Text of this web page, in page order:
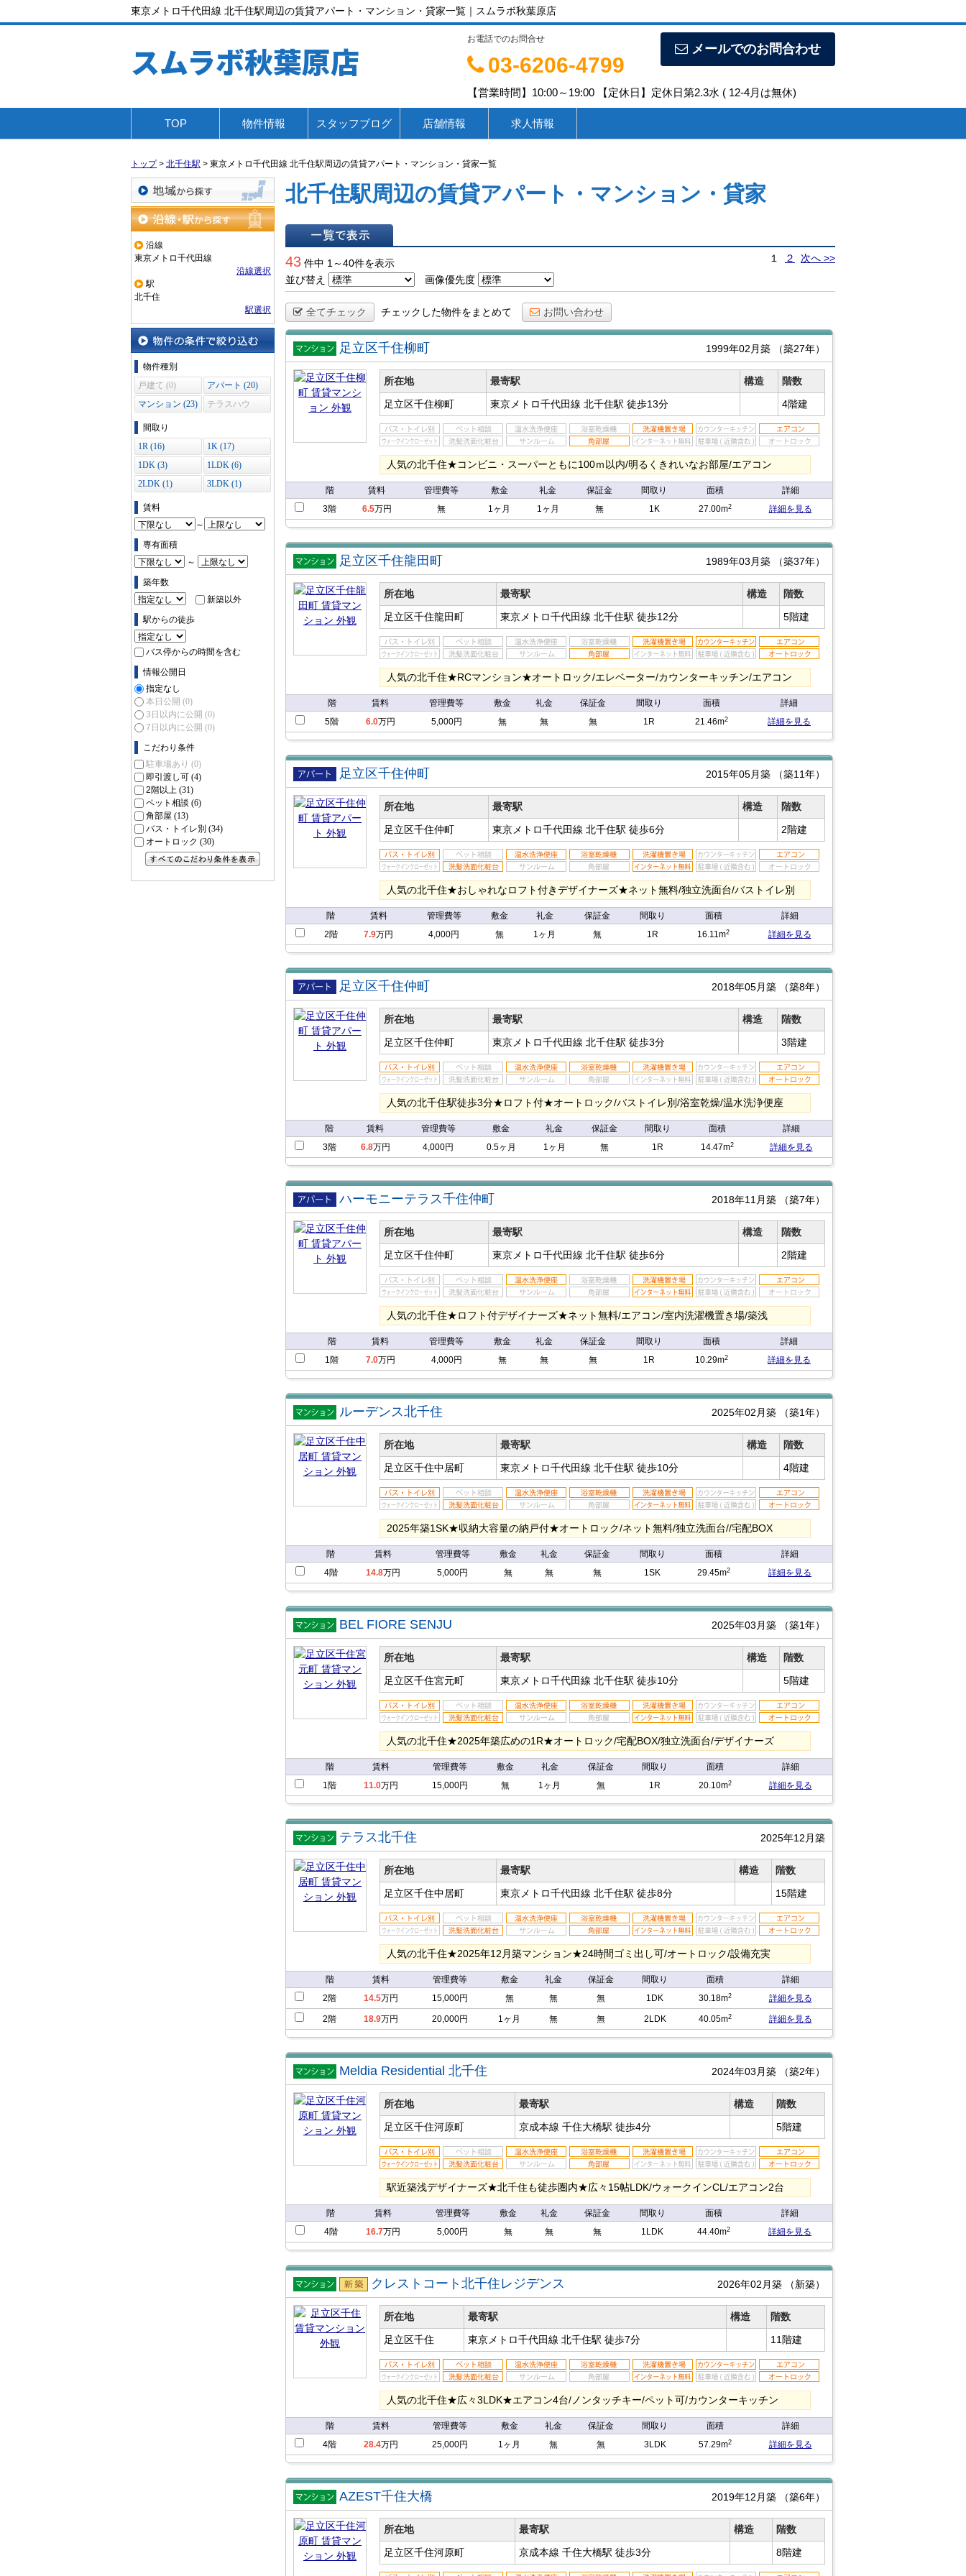
東京メトロ千代田線 北千住駅周辺の賃貸アパート・マンション・貸家一覧｜スムラボ秋葉原店
スムラボ秋葉原店 メールでのお問合わせ
お電話でのお問合せ
03-6206-4799
【営業時間】10:00～19:00 【定休日】定休日第2.3水 ( 12-4月は無休)
TOP 物件情報 スタッフブログ 店舗情報 求人情報
トップ> 北千住駅 > 東京メトロ千代田線 北千住駅周辺の賃貸アパート・マンション・貸家一覧
地域から探す
沿線・駅から探す
沿線
東京メトロ千代田線
沿線選択
駅
北千住
駅選択
物件の条件で絞り込む
物件種別
戸建て (0)
アパート (20)
マンション (23)
テラスハウ
間取り
1R (16)
1K (17)
1DK (3)
1LDK (6)
2LDK (1)
3LDK (1)
賃料
～
専有面積
～
築年数
新築以外
駅からの徒歩
バス停からの時間を含む
情報公開日
指定なし
本日公開 (0)
3日以内に公開 (0)
7日以内に公開 (0)
こだわり条件
駐車場あり (0)
即引渡し可 (4)
2階以上 (31)
ペット相談 (6)
角部屋 (13)
バス・トイレ別 (34)
オートロック (30)
北千住駅周辺の賃貸アパート・マンション・貸家
43 件中 1～40件を表示 １ ２
次へ >>
並び替え
画像優先度
全てチェック チェックした物件をまとめて お問い合わせ
賃貸マン
ション
足立区千住柳町 1999年02月築 （築27年）
所在地 最寄駅 構造
階数
足立区千住柳町
東京メトロ千代田線 北千住駅 徒歩13分 4階建
人気の北千住★コンビニ・スーパーともに100ｍ以内/明るくきれいなお部屋/エアコン
階 賃料 管理費等 敷金 礼金 保証金 間取り 面積
詳細
3階
6.5万円 無 1ヶ月 1ヶ月 無 1K 27.00m2 詳細を見る
賃貸マン
ション
足立区千住龍田町 1989年03月築 （築37年）
所在地 最寄駅 構造
階数
足立区千住龍田町
東京メトロ千代田線 北千住駅 徒歩12分 5階建
人気の北千住★RCマンション★オートロック/エレベーター/カウンターキッチン/エアコン
階 賃料 管理費等 敷金 礼金 保証金 間取り 面積
詳細
5階
6.0万円 5,000円 無 無 無 1R 21.46m2 詳細を見る
賃貸アパ
ート
足立区千住仲町 2015年05月築 （築11年）
所在地 最寄駅 構造
階数
足立区千住仲町
東京メトロ千代田線 北千住駅 徒歩6分 2階建
人気の北千住★おしゃれなロフト付きデザイナーズ★ネット無料/独立洗面台/バストイレ別
階 賃料 管理費等 敷金 礼金 保証金 間取り 面積
詳細
2階
7.9万円 4,000円 無 1ヶ月 無 1R 16.11m2 詳細を見る
賃貸アパ
ート
足立区千住仲町 2018年05月築 （築8年）
所在地 最寄駅 構造
階数
足立区千住仲町
東京メトロ千代田線 北千住駅 徒歩3分 3階建
人気の北千住駅徒歩3分★ロフト付★オートロック/バストイレ別/浴室乾燥/温水洗浄便座
階 賃料 管理費等 敷金 礼金 保証金 間取り 面積
詳細
3階
6.8万円 4,000円 0.5ヶ月 1ヶ月 無 1R 14.47m2 詳細を見る
賃貸アパ
ート
ハーモニーテラス千住仲町 2018年11月築 （築7年）
所在地 最寄駅 構造
階数
足立区千住仲町
東京メトロ千代田線 北千住駅 徒歩6分 2階建
人気の北千住★ロフト付デザイナーズ★ネット無料/エアコン/室内洗濯機置き場/築浅
階 賃料 管理費等 敷金 礼金 保証金 間取り 面積
詳細
1階
7.0万円 4,000円 無 無 無 1R 10.29m2 詳細を見る
賃貸マン
ション
ルーデンス北千住 2025年02月築 （築1年）
所在地 最寄駅 構造
階数
足立区千住中居町
東京メトロ千代田線 北千住駅 徒歩10分 4階建
2025年築1SK★収納大容量の納戸付★オートロック/ネット無料/独立洗面台//宅配BOX
階 賃料 管理費等 敷金 礼金 保証金 間取り 面積
詳細
4階
14.8万円 5,000円 無 無 無 1SK 29.45m2 詳細を見る
賃貸マン
ション
BEL FIORE SENJU 2025年03月築 （築1年）
所在地 最寄駅 構造
階数
足立区千住宮元町
東京メトロ千代田線 北千住駅 徒歩10分 5階建
人気の北千住★2025年築広めの1R★オートロック/宅配BOX/独立洗面台/デザイナーズ
階 賃料 管理費等 敷金 礼金 保証金 間取り 面積
詳細
1階
11.0万円 15,000円 無 1ヶ月 無 1R 20.10m2 詳細を見る
賃貸マン
ション
テラス北千住 2025年12月築
所在地 最寄駅 構造
階数
足立区千住中居町
東京メトロ千代田線 北千住駅 徒歩8分 15階建
人気の北千住★2025年12月築マンション★24時間ゴミ出し可/オートロック/設備充実
階 賃料 管理費等 敷金 礼金 保証金 間取り 面積
詳細
2階
14.5万円 15,000円 無 無 無 1DK 30.18m2 詳細を見る
2階 18.9万円 20,000円 1ヶ月 無 無 2LDK 40.05m2 詳細を見る
賃貸マン
ション
Meldia Residential 北千住 2024年03月築 （築2年）
所在地 最寄駅 構造
階数
足立区千住河原町
京成本線 千住大橋駅 徒歩4分 5階建
駅近築浅デザイナーズ★北千住も徒歩圏内★広々15帖LDK/ウォークインCL/エアコン2台
階 賃料 管理費等 敷金 礼金 保証金 間取り 面積
詳細
4階
16.7万円 5,000円 無 無 無 1LDK 44.40m2 詳細を見る
賃貸マン
ション
新築
クレストコート北千住レジデンス 2026年02月築 （新築）
所在地 最寄駅 構造
階数
足立区千住
東京メトロ千代田線 北千住駅 徒歩7分 11階建
人気の北千住★広々3LDK★エアコン4台/ノンタッチキー/ペット可/カウンターキッチン
階 賃料 管理費等 敷金 礼金 保証金 間取り 面積
詳細
4階
28.4万円 25,000円 1ヶ月 無 無 3LDK 57.29m2 詳細を見る
賃貸マン
ション
AZEST千住大橋 2019年12月築 （築6年）
所在地 最寄駅 構造
階数
足立区千住河原町
京成本線 千住大橋駅 徒歩3分 8階建